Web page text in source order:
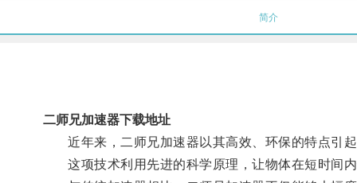
简介
二师兄加速器下载地址
近年来，二师兄加速器以其高效、环保的特点引起
这项技术利用先进的科学原理，让物体在短时间内